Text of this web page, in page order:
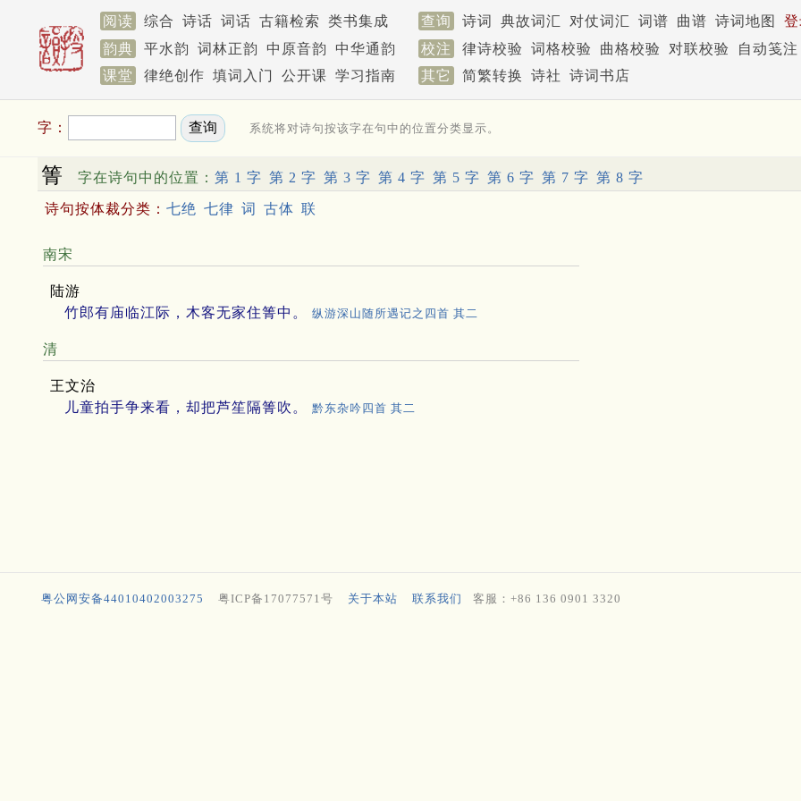
阅读 综合 诗话 词话 古籍检索 类书集成 查询 诗词 典故词汇 对仗词汇 词谱 曲谱 诗词地图
韵典
平水韵 词林正韵 中原音韵 中华通韵 校注 律诗校验 词格校验 曲格校验 对联校验
自动笺注
课堂
律绝创作 填词入门 公开课 学习指南 其它 简繁转换 诗社 诗词书店
字： 系统将对诗句按该字在句中的位置分类显示。
箐 字在诗句中的位置： 第 1 字 第 2 字 第 3 字 第 4 字 第 5 字 第 6 字 第 7 字 第 8 字
诗句按体裁分类： 七绝 七律 词 古体 联
南宋
陆游
竹郎有庙临江际，木客无家住箐中。
纵游深山随所遇记之四首 其二
清
王文治
儿童拍手争来看，却把芦笙隔箐吹。
黔东杂吟四首 其二
粤公网安备44010402003275 粤ICP备17077571号 关于本站 联系我们 客服：+86 136 0901 3320